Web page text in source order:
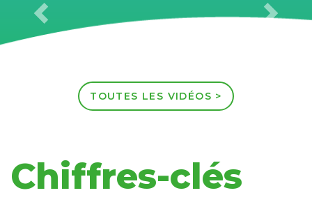
Previous Next
TOUTES LES VIDÉOS >
Chiffres-clés